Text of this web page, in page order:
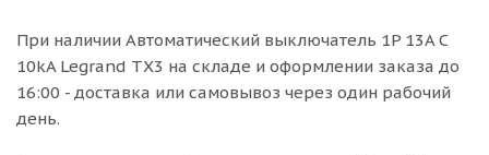
При наличии Автоматический выключатель 1P 13A C
10kA Legrand TX3 на складе и оформлении заказа до
16:00 - доставка или самовывоз через один рабочий
день.